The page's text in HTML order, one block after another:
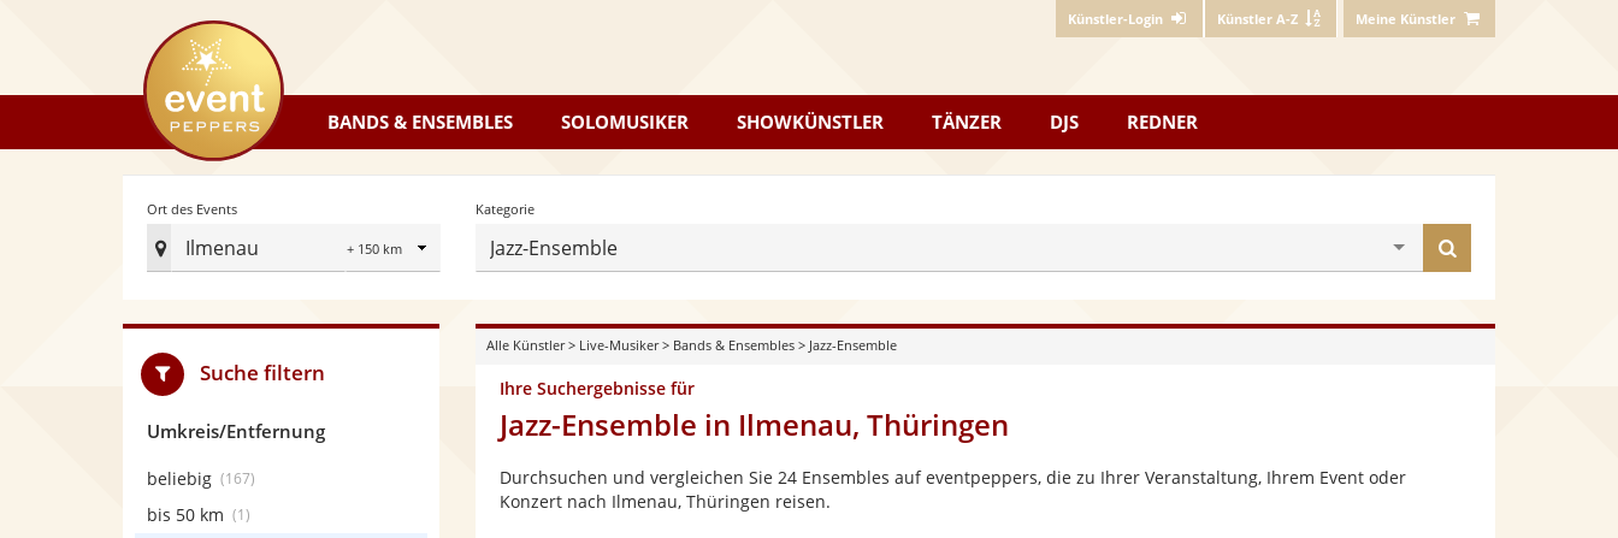
Künstler-Login Künstler A-Z Meine Künstler
eventpeppers
BANDS & ENSEMBLES SOLOMUSIKER SHOWKÜNSTLER TÄNZER DJS REDNER
Ort des Events
Ilmenau
Radius
Ort
Events
festlegen
Kategorie
Jazz-Ensemble
finden
Alle Künstler> Live-Musiker> Bands & Ensembles> Jazz-Ensemble
Ihre Suchergebnisse für
Jazz-Ensemble in Ilmenau, Thüringen
Durchsuchen und vergleichen Sie 24 Ensembles auf eventpeppers, die zu Ihrer Veranstaltung, Ihrem Event oder
Konzert nach Ilmenau, Thüringen reisen.
Suche filtern
Umkreis/Entfernung
beliebig (167)
bis 50 km (1)